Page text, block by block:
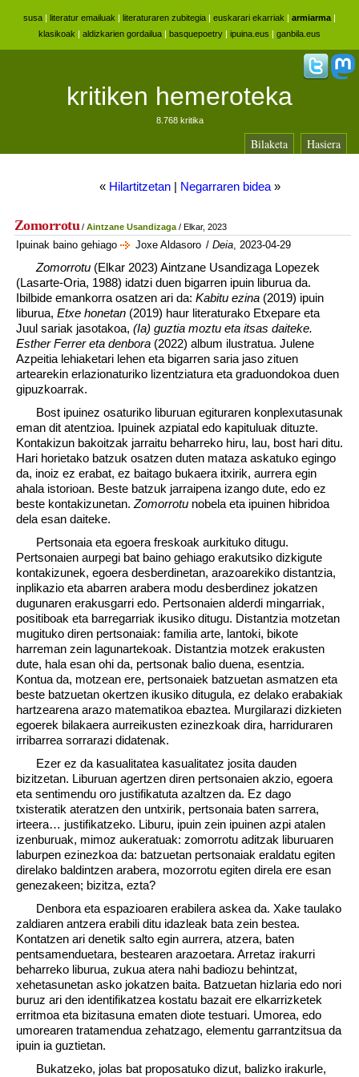
susa | literatur emailuak | literaturaren zubitegia | euskarari ekarriak | armiarma |
klasikoak | aldizkarien gordailua | basquepoetry | ipuina.eus | ganbila.eus
kritiken hemeroteka
8.768 kritika
Bilaketa Hasiera
« Hilartitzetan| Negarraren bidea»
Zomorrotu/Aintzane Usandizaga/ Elkar, 2023
Ipuinak baino gehiago Joxe Aldasoro / Deia, 2023-04-29
Zomorrotu (Elkar 2023) Aintzane Usandizaga Lopezek
(Lasarte-Oria, 1988) idatzi duen bigarren ipuin liburua da.
Ibilbide emankorra osatzen ari da: Kabitu ezina (2019) ipuin
liburua, Etxe honetan (2019) haur literaturako Etxepare eta
Juul sariak jasotakoa, (Ia) guztia moztu eta itsas daiteke.
Esther Ferrer eta denbora (2022) album ilustratua. Julene
Azpeitia lehiaketari lehen eta bigarren saria jaso zituen
artearekin erlazionaturiko lizentziatura eta graduondokoa duen
gipuzkoarrak.
Bost ipuinez osaturiko liburuan egituraren konplexutasunak
eman dit atentzioa. Ipuinek azpiatal edo kapituluak dituzte.
Kontakizun bakoitzak jarraitu beharreko hiru, lau, bost hari ditu.
Hari horietako batzuk osatzen duten mataza askatuko egingo
da, inoiz ez erabat, ez baitago bukaera itxirik, aurrera egin
ahala istorioan. Beste batzuk jarraipena izango dute, edo ez
beste kontakizunetan.Zomorrotu nobela eta ipuinen hibridoa
dela esan daiteke.
Pertsonaia eta egoera freskoak aurkituko ditugu.
Pertsonaien aurpegi bat baino gehiago erakutsiko dizkigute
kontakizunek, egoera desberdinetan, arazoarekiko distantzia,
inplikazio eta abarren arabera modu desberdinez jokatzen
dugunaren erakusgarri edo. Pertsonaien alderdi mingarriak,
positiboak eta barregarriak ikusiko ditugu. Distantzia motzetan
mugituko diren pertsonaiak: familia arte, lantoki, bikote
harreman zein lagunartekoak. Distantzia motzek erakusten
dute, hala esan ohi da, pertsonak balio duena, esentzia.
Kontua da, motzean ere, pertsonaiek batzuetan asmatzen eta
beste batzuetan okertzen ikusiko ditugula, ez delako erabakiak
hartzearena arazo matematikoa ebaztea. Murgilarazi dizkieten
egoerek bilakaera aurreikusten ezinezkoak dira, harriduraren
irribarrea sorrarazi didatenak.
Ezer ez da kasualitatea kasualitatez josita dauden
bizitzetan. Liburuan agertzen diren pertsonaien akzio, egoera
eta sentimendu oro justifikatuta azaltzen da. Ez dago
txisteratik ateratzen den untxirik, pertsonaia baten sarrera,
irteera… justifikatzeko. Liburu, ipuin zein ipuinen azpi atalen
izenburuak, mimoz aukeratuak: zomorrotu aditzak liburuaren
laburpen ezinezkoa da: batzuetan pertsonaiak eraldatu egiten
direlako baldintzen arabera, mozorrotu egiten direla ere esan
genezakeen; bizitza, ezta?
Denbora eta espazioaren erabilera askea da. Xake taulako
zaldiaren antzera erabili ditu idazleak bata zein bestea.
Kontatzen ari denetik salto egin aurrera, atzera, baten
pentsamenduetara, bestearen arazoetara. Arretaz irakurri
beharreko liburua, zukua atera nahi badiozu behintzat,
xehetasunetan asko jokatzen baita. Batzuetan hizlaria edo nori
buruz ari den identifikatzea kostatu bazait ere elkarrizketek
erritmoa eta bizitasuna ematen diote testuari. Umorea, edo
umorearen tratamendua zehatzago, elementu garrantzitsua da
ipuin ia guztietan.
Bukatzeko, jolas bat proposatuko dizut, balizko irakurle,